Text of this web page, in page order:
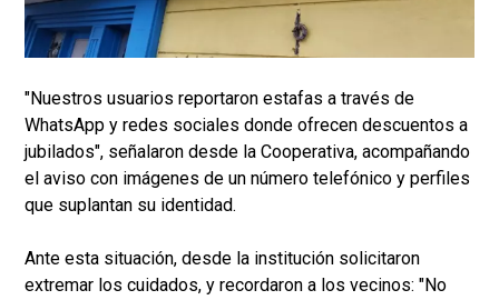
"Nuestros usuarios reportaron estafas a través de
WhatsApp y redes sociales donde ofrecen descuentos a
jubilados", señalaron desde la Cooperativa, acompañando
el aviso con imágenes de un número telefónico y perfiles
que suplantan su identidad.
Ante esta situación, desde la institución solicitaron
extremar los cuidados, y recordaron a los vecinos: "No